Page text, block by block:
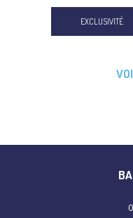
EXCLUSIVITÉ